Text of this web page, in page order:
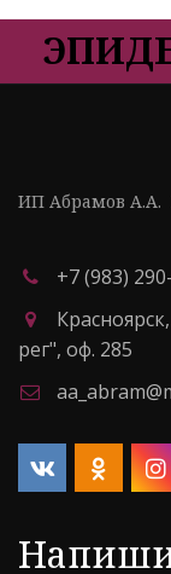
ИП Абрамов А.А.
+7 (983)
Красноярск,
рег", оф. 285